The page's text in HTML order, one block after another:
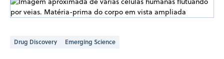
Drug Discovery Emerging Science